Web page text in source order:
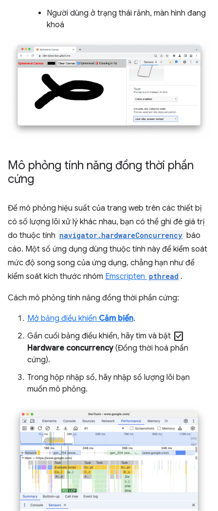
Người dùng ở trạng thái rảnh, màn hình đang
khoá
Mô phỏng tính năng đồng thời phần
cứng
Để mô phỏng hiệu suất của trang web trên các thiết bị
có số lượng lõi xử lý khác nhau, bạn có thể ghi đè giá trị
do thuộc tính navigator.hardwareConcurrency báo
cáo. Một số ứng dụng dùng thuộc tính này để kiểm soát
mức độ song song của ứng dụng, chẳng hạn như để
kiểm soát kích thước nhóm Emscripten pthread .
Cách mô phỏng tính năng đồng thời phần cứng:
Mở bảng điều khiển Cảm biến.
Gần cuối bảng điều khiển, hãy tìm và bật check_box
Hardware concurrency(Đồng thời hoá phần
cứng).
Trong hộp nhập số, hãy nhập số lượng lõi bạn
muốn mô phỏng.